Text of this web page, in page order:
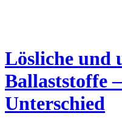
Lösliche und
Ballaststoffe
Unterschied